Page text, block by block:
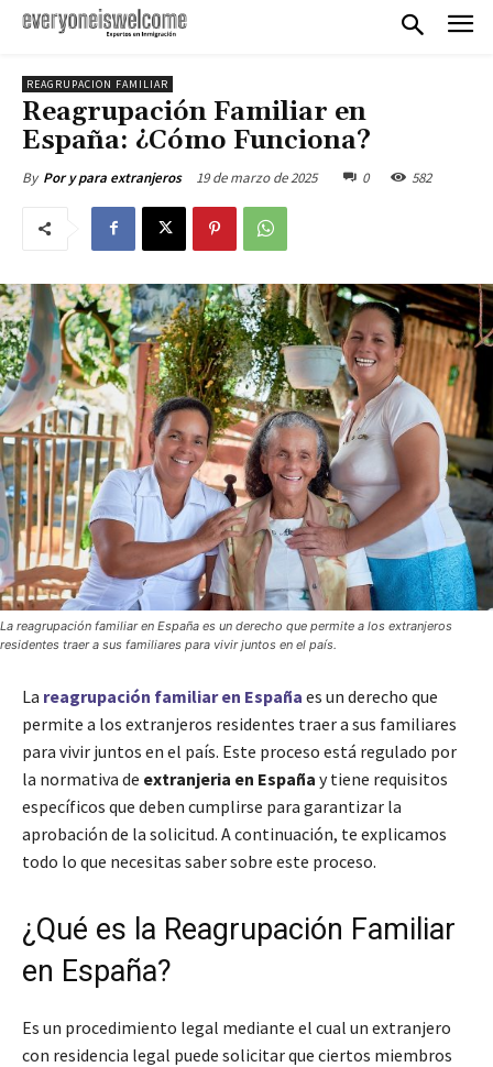
REAGRUPACION FAMILIAR
Reagrupación Familiar en
España: ¿Cómo Funciona?
By Por y para extranjeros 19 de marzo de 2025 0 582
La reagrupación familiar en España es un derecho que permite a los extranjeros
residentes traer a sus familiares para vivir juntos en el país.
La reagrupación familiar en España es un derecho que
permite a los extranjeros residentes traer a sus familiares
para vivir juntos en el país. Este proceso está regulado por
la normativa de extranjeria en España y tiene requisitos
específicos que deben cumplirse para garantizar la
aprobación de la solicitud. A continuación, te explicamos
todo lo que necesitas saber sobre este proceso.
¿Qué es la Reagrupación Familiar
en España?
Es un procedimiento legal mediante el cual un extranjero
con residencia legal puede solicitar que ciertos miembros